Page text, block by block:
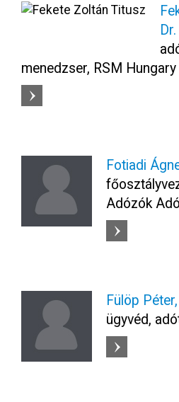
Dr.
menedzser, RSM Hungary
Fotiadi
Adózók
Fülöp
ügyvéd,